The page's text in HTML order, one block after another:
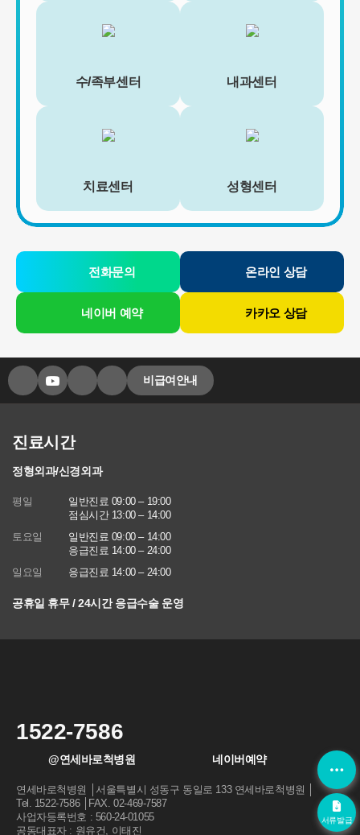
서류발급
수/족부센터 내과센터
치료센터 성형센터
전화문의 온라인 상담
네이버 예약 카카오 상담
비급여안내
1522-7586
@연세바로척병원 네이버예약
연세바로척병원 │서울특별시 성동구 동일로 133 연세바로척병원 │
Tel. 1522-7586 │FAX. 02-469-7587
사업자등록번호 : 560-24-01055
공동대표자 : 원유건, 이태진
진료시간
정형외과/신경외과
평일
일반진료 09:00 – 19:00
점심시간 13:00 – 14:00
토요일
일반진료 09:00 – 14:00
응급진료 14:00 – 24:00
일요일
응급진료 14:00 – 24:00
공휴일 휴무 / 24시간 응급수술 운영